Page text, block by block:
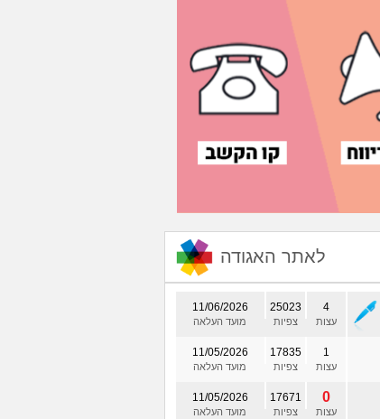
לאתר האגודה
11/06/2026
מועד העלאה
25023
צפיות
4
עצות
11/05/2026
מועד העלאה
17835
צפיות
1
עצות
11/05/2026
מועד העלאה
17671
צפיות
0
עצות